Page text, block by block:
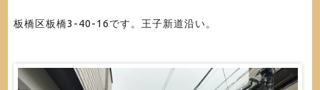
板橋区板橋3-40-16です。王子新道沿い。